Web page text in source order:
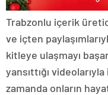
Trabzonlu içerik
ve içten
kitleye ulaşmayı
yansıttığı
zamanda onların